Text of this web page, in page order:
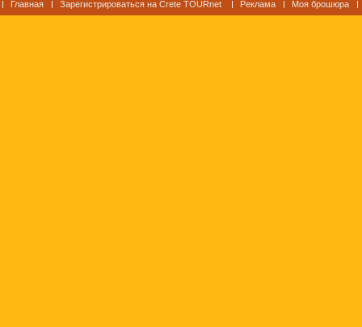
Главная Зарегистрироваться на Crete TOURnet Реклама Моя брошюра